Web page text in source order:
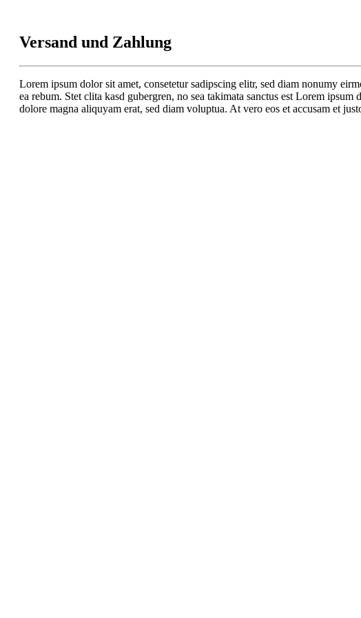
Versand und Zahlung
Lorem ipsum dolor sit amet, consetetur sadipscing elitr, sed diam nonumy
ea rebum. Stet clita kasd gubergren, no sea takimata sanctus est Lorem
dolore magna aliquyam erat, sed diam voluptua. At vero eos et accusam et